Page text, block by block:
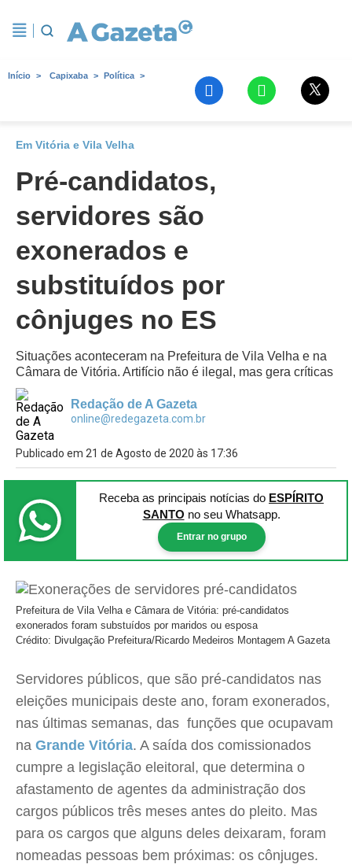
Início Capixaba Política
Em Vitória e Vila Velha
Pré-candidatos,
servidores são
exonerados e
substituídos por
cônjuges no ES
Situações aconteceram na Prefeitura de Vila Velha e na
Câmara de Vitória. Artifício não é ilegal, mas gera críticas
Redação de A Gazeta
online@redegazeta.com.br
Publicado em 21 de Agosto de 2020 às 17:36
Receba as principais notícias do ESPÍRITO
SANTO no seu Whatsapp.
Entrar no grupo
Prefeitura de Vila Velha e Câmara de Vitória: pré-candidatos
exonerados foram substuídos por maridos ou esposa
Crédito: Divulgação Prefeitura/Ricardo Medeiros Montagem A Gazeta
Servidores públicos, que são pré-candidatos nas
eleições municipais deste ano, foram exonerados,
nas últimas semanas, das funções que ocupavam
na Grande Vitória. A saída dos comissionados
cumpre a legislação eleitoral, que determina o
afastamento de agentes da administração dos
cargos públicos três meses antes do pleito. Mas
para os cargos que alguns deles deixaram, foram
nomeadas pessoas bem próximas: os cônjuges.